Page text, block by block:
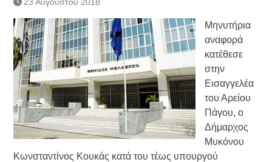
Κατάργηση βιβλιαρίων Υγείας
Ημερήσιο Δελτίο Τιμών
Συναλλάγματος &
Τραπεζογραμματίων 7-3-2019
Ημερήσιο Δελτίο Τιμών
Συναλλάγματος &
Τραπεζογραμματίων 4-3-2019
Κάθοδος αγροτών
Δικαιοσύνη
Μηνυτήρια
αναφορά
κατέθεσε
στην
Εισαγγελέα
του Αρείου
Πάγου, ο
Δήμαρχος
Μυκόνου
Κωνσταντίνος Κουκάς κατά του τέως υπουργού